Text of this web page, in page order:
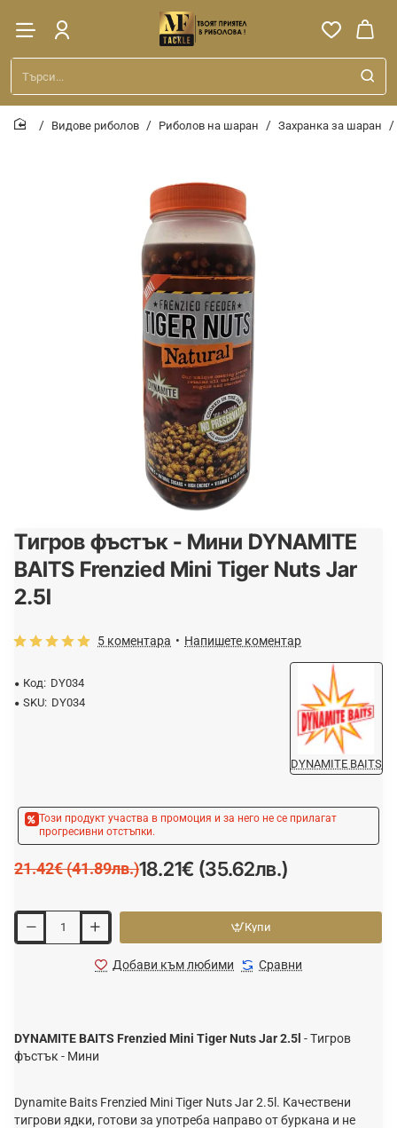
Търси...
Видове риболов Риболов на шаран Захранка за шаран
-15%
Tигров фъстък - Мини DYNAMITE
BAITS Frenzied Mini Tiger Nuts Jar
2.5l
Код: DY034
SKU: DY034
DYNAMITE BAITS
5 коментара • Напишете коментар
Този продукт участва в промоция и за него не се прилагат
прогресивни отстъпки.
18.21€ (35.62лв.)
21.42€ (41.89лв.)
Купи
Добави към любими Сравни
DYNAMITE BAITS Frenzied Mini Tiger Nuts Jar 2.5l - Tигров
фъстък - Мини
Dynamite Baits Frenzied Mini Tiger Nuts Jar 2.5l. Качествени
тигрови ядки, готови за употреба направо от буркана и не